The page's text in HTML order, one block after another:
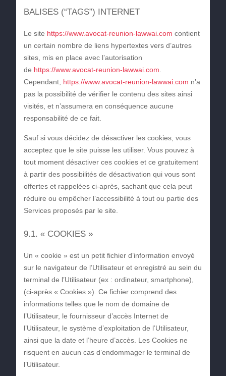
BALISES (“TAGS”) INTERNET
Le site https://www.avocat-reunion-lawwai.com contient
un certain nombre de liens hypertextes vers d’autres
sites, mis en place avec l’autorisation
de https://www.avocat-reunion-lawwai.com
Cependant, https://www.avocat-reunion-lawwai.com n’a
pas la possibilité de vérifier le contenu des sites ainsi
visités, et n’assumera en conséquence aucune
responsabilité de ce fait.
Sauf si vous décidez de désactiver les cookies, vous
acceptez que le site puisse les utiliser. Vous pouvez à
tout moment désactiver ces cookies et ce gratuitement
à partir des possibilités de désactivation qui vous sont
offertes et rappelées ci-après, sachant que cela peut
réduire ou empêcher l’accessibilité à tout ou partie des
Services proposés par le site.
9.1. « COOKIES »
Un « cookie » est un petit fichier d’information envoyé
sur le navigateur de l’Utilisateur et enregistré au sein du
terminal de l’Utilisateur (ex : ordinateur, smartphone),
(ci-après « Cookies »). Ce fichier comprend des
informations telles que le nom de domaine de
l’Utilisateur, le fournisseur d’accès Internet de
l’Utilisateur, le système d’exploitation de l’Utilisateur,
ainsi que la date et l’heure d’accès. Les Cookies ne
risquent en aucun cas d’endommager le terminal de
l’Utilisateur.